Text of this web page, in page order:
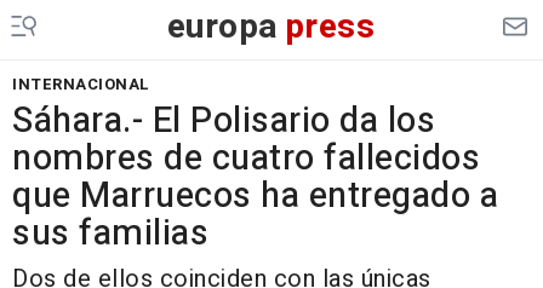
europa press
INTERNACIONAL
Sáhara.- El Polisario da los
nombres de cuatro fallecidos
que Marruecos ha entregado a
sus familias
Dos de ellos coinciden con las únicas